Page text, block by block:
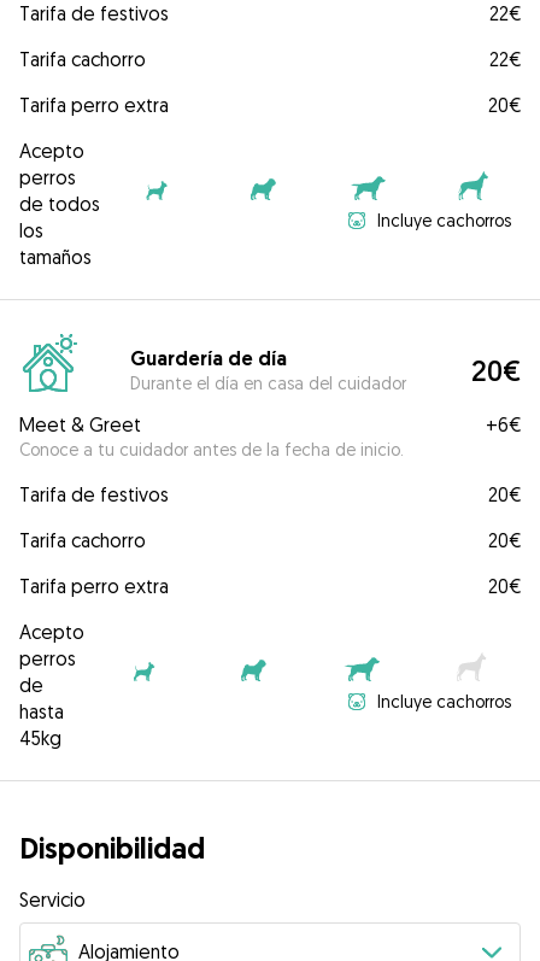
Tarifa de festivos
22€
Tarifa cachorro
22€
Tarifa perro extra
20€
Acepto
perros
de todos
los
tamaños
Incluye cachorros
Guardería de día
Durante el día en casa del cuidador 20€
Meet & Greet
Conoce a tu cuidador antes de la fecha de inicio.
+6€
Tarifa de festivos
20€
Tarifa cachorro
20€
Tarifa perro extra
20€
Acepto
perros
de
hasta
45kg
Incluye cachorros
Disponibilidad
Servicio